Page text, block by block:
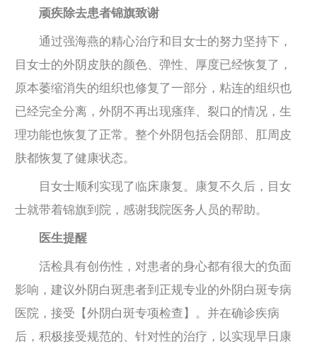
顽疾除去患者锦旗致谢
通过强海燕的精心治疗和目女士的努力坚持下，
目女士的外阴皮肤的颜色、弹性、厚度已经恢复了，
原本萎缩消失的组织也修复了一部分，粘连的组织也
已经完全分离，外阴不再出现瘙痒、裂口的情况，生
理功能也恢复了正常。整个外阴包括会阴部、肛周皮
肤都恢复了健康状态。
目女士顺利实现了临床康复。康复不久后，目女
士就带着锦旗到院，感谢我院医务人员的帮助。
医生提醒
活检具有创伤性，对患者的身心都有很大的负面
影响，建议外阴白斑患者到正规专业的外阴白斑专病
医院，接受【外阴白斑专项检查】。并在确诊疾病
后，积极接受规范的、针对性的治疗，以实现早日康